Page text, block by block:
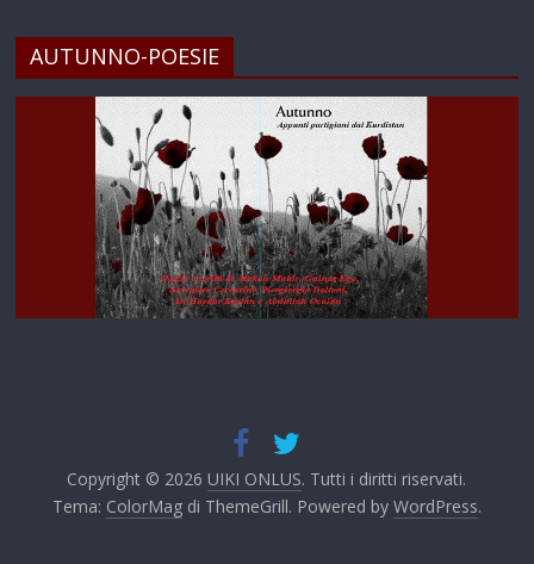
AUTUNNO-POESIE
Copyright © 2026 UIKI ONLUS. Tutti i diritti riservati.
Tema: ColorMagdi ThemeGrill. Powered by WordPress.